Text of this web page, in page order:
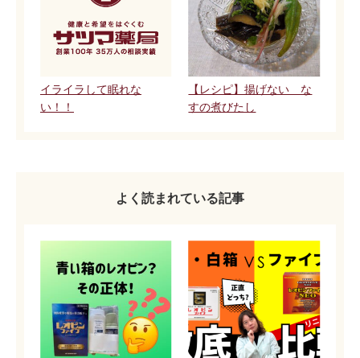
イライラして眠れな
い！！
【レシピ】揚げない な
すの煮びたし
よく読まれている記事